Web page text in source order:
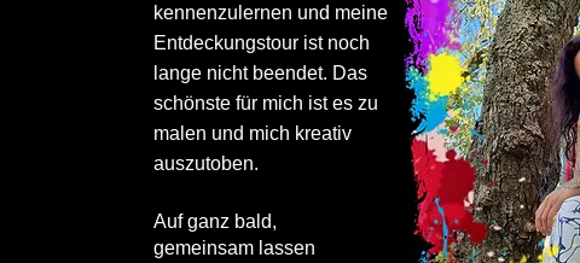
kennenzulernen und meine
Entdeckungstour ist noch
lange nicht beendet. Das
schönste für mich ist es zu
malen und mich kreativ
auszutoben.
Auf ganz bald,
gemeinsam lassen